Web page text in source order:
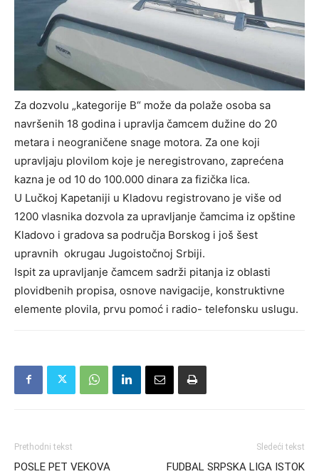
Za dozvolu „kategorije B“ može da polaže osoba sa
navršenih 18 godina i upravlja čamcem dužine do 20
metara i neograničene snage motora. Za one koji
upravljaju plovilom koje je neregistrovano, zaprećena
kazna je od 10 do 100.000 dinara za fizička lica.
U Lučkoj Kapetaniji u Kladovu registrovano je više od
1200 vlasnika dozvola za upravljanje čamcima iz opštine
Kladovo i gradova sa područja Borskog i još šest
upravnih okrugau Jugoistočnoj Srbiji.
Ispit za upravljanje čamcem sadrži pitanja iz oblasti
plovidbenih propisa, osnove navigacije, konstruktivne
elemente plovila, prvu pomoć i radio- telefonsku uslugu.
Prethodni tekst
POSLE PET VEKOVA
Sledeći tekst
FUDBAL SRPSKA LIGA ISTOK